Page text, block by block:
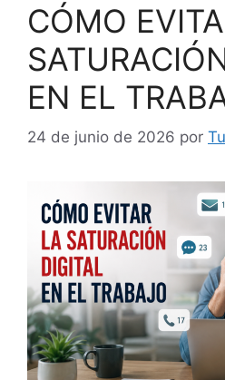
CÓMO
EN EL
24 de junio de 2026 por